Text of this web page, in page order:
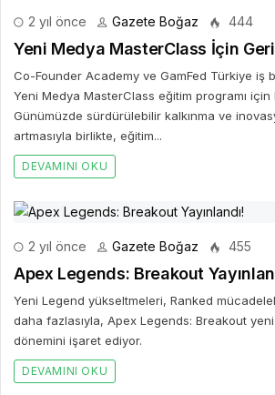
2 yıl önce Gazete Boğaz 444
Yeni Medya MasterClass İçin Geri
Co-Founder Academy ve GamFed Türkiye iş
Yeni Medya MasterClass eğitim programı için
Günümüzde sürdürülebilir kalkınma ve
artmasıyla birlikte, eğitim...
DEVAMINI OKU
2 yıl önce Gazete Boğaz 455
Apex Legends: Breakout
Yeni Legend yükseltmeleri, Ranked
daha fazlasıyla, Apex Legends: Breakout
dönemini işaret ediyor.
DEVAMINI OKU